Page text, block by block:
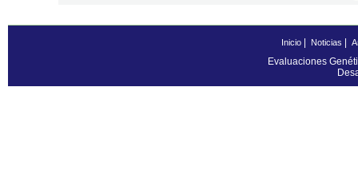
Inicio| Noticias
Evaluaciones